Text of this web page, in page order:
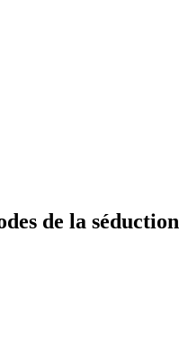
de la séduction